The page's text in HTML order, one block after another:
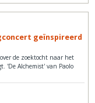
geïnspireerd
de zoektocht naar het
'De Alchemist' van Paolo